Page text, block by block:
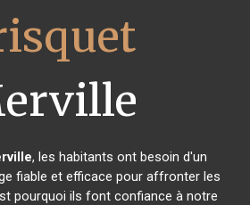
, les habitants ont besoin d'un
fiable et efficace pour affronter les
pourquoi ils font confiance à notre